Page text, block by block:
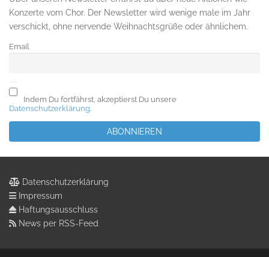
Konzerte vom Chor. Der Newsletter wird wenige male im Jahr
verschickt, ohne nervende Weihnachtsgrüße oder ähnlichem.
Email
Indem Du fortfährst, akzeptierst Du unsere
Datenschutzerklärung.
Datenschutzerklärung
Impressum
Haftungsausschluss
News per RSS-Feed